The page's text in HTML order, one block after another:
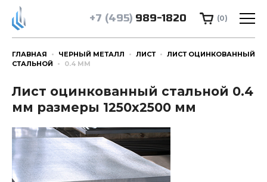
+7 (495) 989-1820 (0)
ГЛАВНАЯ ЧЕРНЫЙ МЕТАЛЛ ЛИСТ
ЛИСТ ОЦИНКОВАННЫЙ
СТАЛЬНОЙ
0.4 ММ
Лист оцинкованный стальной 0.4
мм размеры 1250х2500 мм